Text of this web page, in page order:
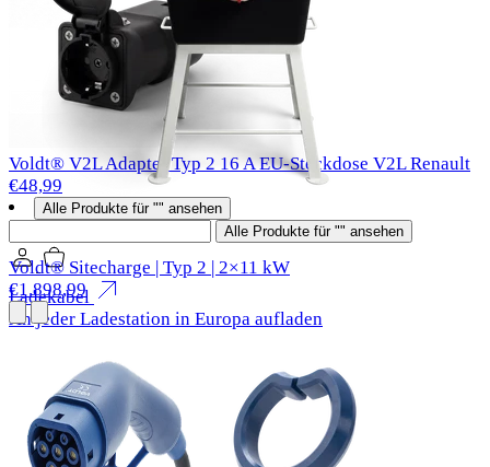
Voldt® V2L Adapter Typ 2 16 A EU-Steckdose V2L Renault
€48,99
Alle Produkte für "" ansehen
Alle Produkte für "" ansehen
Ladekabel
An jeder Ladestation in Europa aufladen
Voldt® Sitecharge | Typ 2 | 2×11 kW
€1.898,99